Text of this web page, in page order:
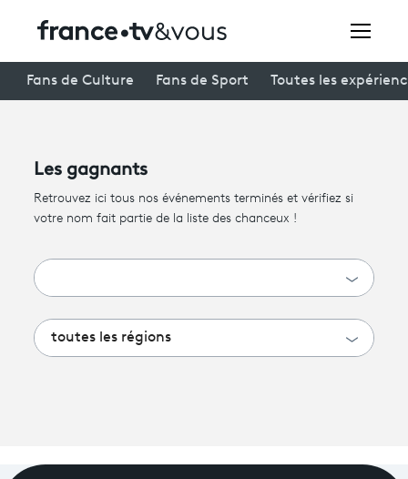
Avantages fidélité
Participer et assister à une émission
Productions et innovation
Fans de Culture Fans de Sport Toutes les
Les gagnants
Retrouvez ici tous nos événements terminés et vérifiez si
votre nom fait partie de la liste des chanceux !
toutes les catégories
Info
Séries & fictions
toutes les régions
toutes les régions
Corse
Hauts-de-France
Pays de la Loire